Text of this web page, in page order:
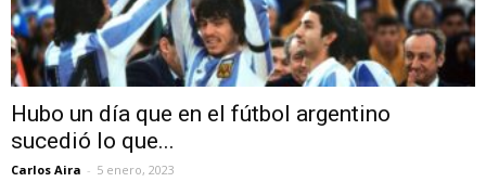
Hubo un día que en el fútbol argentino
sucedió lo que...
Carlos Aira - 5 enero, 2023